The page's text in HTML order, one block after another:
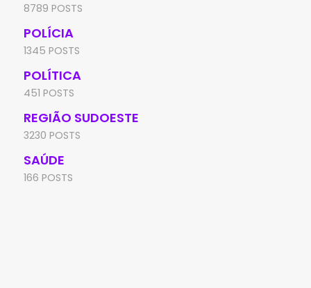
8789 POSTS
POLÍCIA
1345 POSTS
POLÍTICA
451 POSTS
REGIÃO SUDOESTE
3230 POSTS
SAÚDE
166 POSTS